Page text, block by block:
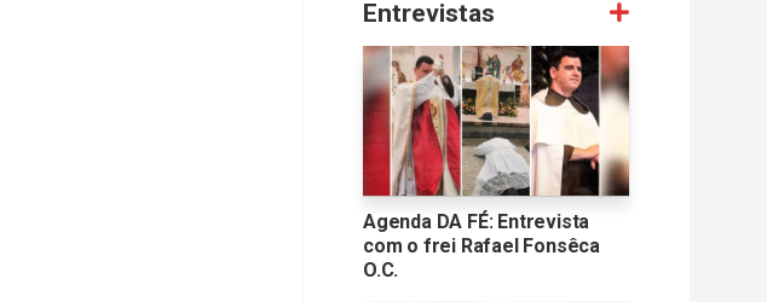
Entrevistas
Agenda DA FÉ: Entrevista
com o frei Rafael Fonsêca
O.C.